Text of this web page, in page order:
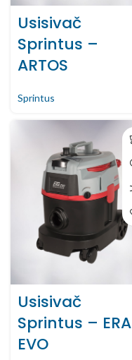
Usisivač
Sprintus –
ARTOS
Sprintus
Usisivač
Sprintus – ERA
EVO